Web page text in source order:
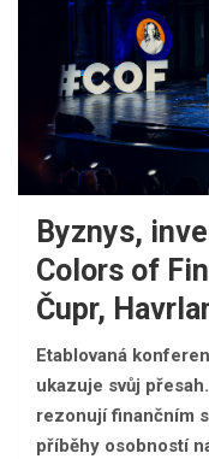
Byznys,
Colors of
Čupr,
Etablovaná
ukazuje svůj
rezonují finančním
příběhy osobností